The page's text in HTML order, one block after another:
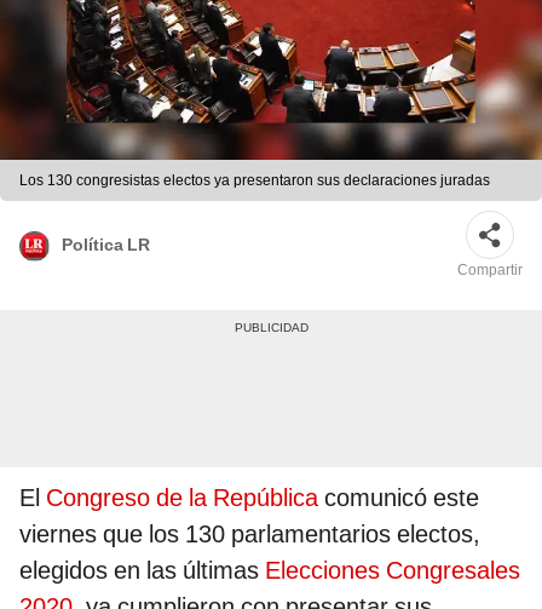
Los 130 congresistas electos ya presentaron sus declaraciones juradas
Política LR
Compartir
El Congreso de la Repúblicacomunicó este
viernes que los 130 parlamentarios electos,
elegidos en las últimas Elecciones Congresales